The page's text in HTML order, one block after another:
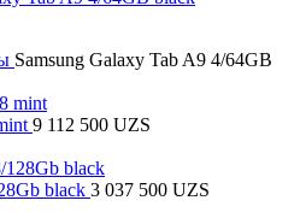
Samsung Galaxy Tab A9 4/64GB
9 112 500 UZS
black 3 037 500 UZS